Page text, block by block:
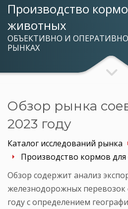
Производство
животных
ОБЪЕКТИВНО И
РЫНКАХ
Обзор рынка
2023 году
Каталог исследований рынка
Производство кормов
Обзор содержит анализ
железнодорожных перевозок
году с определением